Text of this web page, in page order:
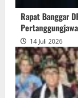
APBD
2025
Rapat Banggar
14 Juli 2026